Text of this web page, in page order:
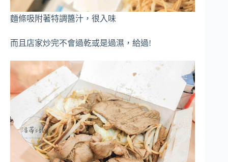
麵條吸附著特調醬汁，很入味
而且店家炒完不會過乾或是過濕，給過!